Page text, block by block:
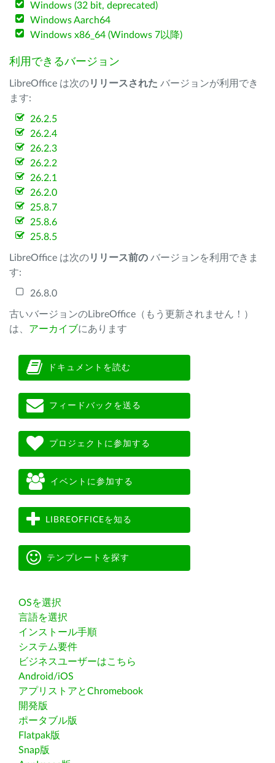
Windows (32 bit, deprecated)
Windows Aarch64
Windows x86_64 (Windows 7以降)
利用できるバージョン
LibreOffice は次のリリースされた バージョンが利用でき
ます:
26.2.5
26.2.4
26.2.3
26.2.2
26.2.1
26.2.0
25.8.7
25.8.6
25.8.5
LibreOffice は次のリリース前の バージョンを利用できま
す:
26.8.0
古いバージョンのLibreOffice（もう更新されません！）
は、 アーカイブにあります
ドキュメントを読む
フィードバックを送る
プロジェクトに参加する
イベントに参加する
LIBREOFFICEを知る
テンプレートを探す
OSを選択
言語を選択
インストール手順
システム要件
ビジネスユーザーはこちら
Android/iOS
アプリストアとChromebook
開発版
ポータブル版
Flatpak版
Snap版